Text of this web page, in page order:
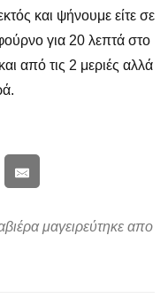
και ψήνουμε είτε σε
για 20 λεπτά στο
από τις 2 μεριές αλλά
μαγειρεύτηκε απο